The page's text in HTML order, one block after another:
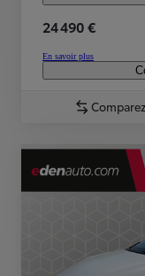
24 490 €
En savoir plus
Comparez